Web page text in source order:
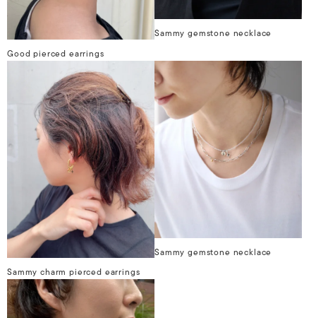
Good pierced earrings
Sammy gemstone necklace
Sammy charm pierced earrings
Sammy gemstone necklace